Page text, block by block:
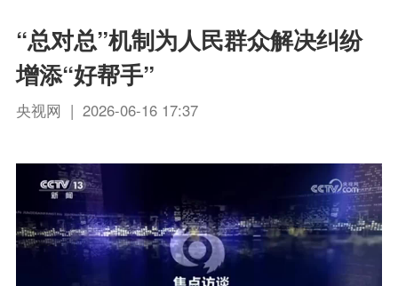
“总对总”机制为人民群众解决纠纷
增添“好帮手”
央视网 | 2026-06-16 17:37